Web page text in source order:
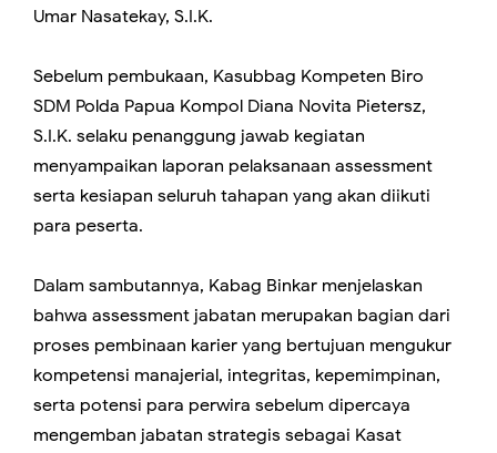
Umar Nasatekay, S.I.K.
Sebelum pembukaan, Kasubbag Kompeten Biro
SDM Polda Papua Kompol Diana Novita Pietersz,
S.I.K. selaku penanggung jawab kegiatan
menyampaikan laporan pelaksanaan assessment
serta kesiapan seluruh tahapan yang akan diikuti
para peserta.
Dalam sambutannya, Kabag Binkar menjelaskan
bahwa assessment jabatan merupakan bagian dari
proses pembinaan karier yang bertujuan mengukur
kompetensi manajerial, integritas, kepemimpinan,
serta potensi para perwira sebelum dipercaya
mengemban jabatan strategis sebagai Kasat